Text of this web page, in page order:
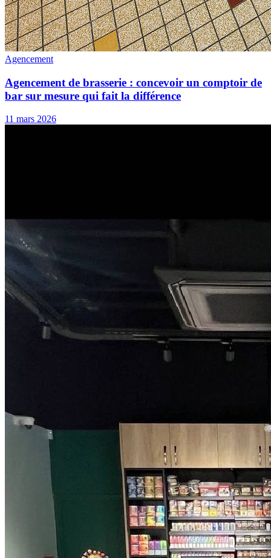
Agencement
Agencement de brasserie : concevoir un comptoir de
bar sur mesure qui fait la différence
11 mars 2026